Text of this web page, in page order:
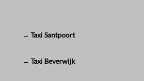
→ Taxi Santpoort
→ Taxi Beverwijk